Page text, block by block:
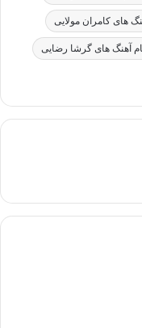
های کامران مولایی
آهنگ های گرشا رضایی